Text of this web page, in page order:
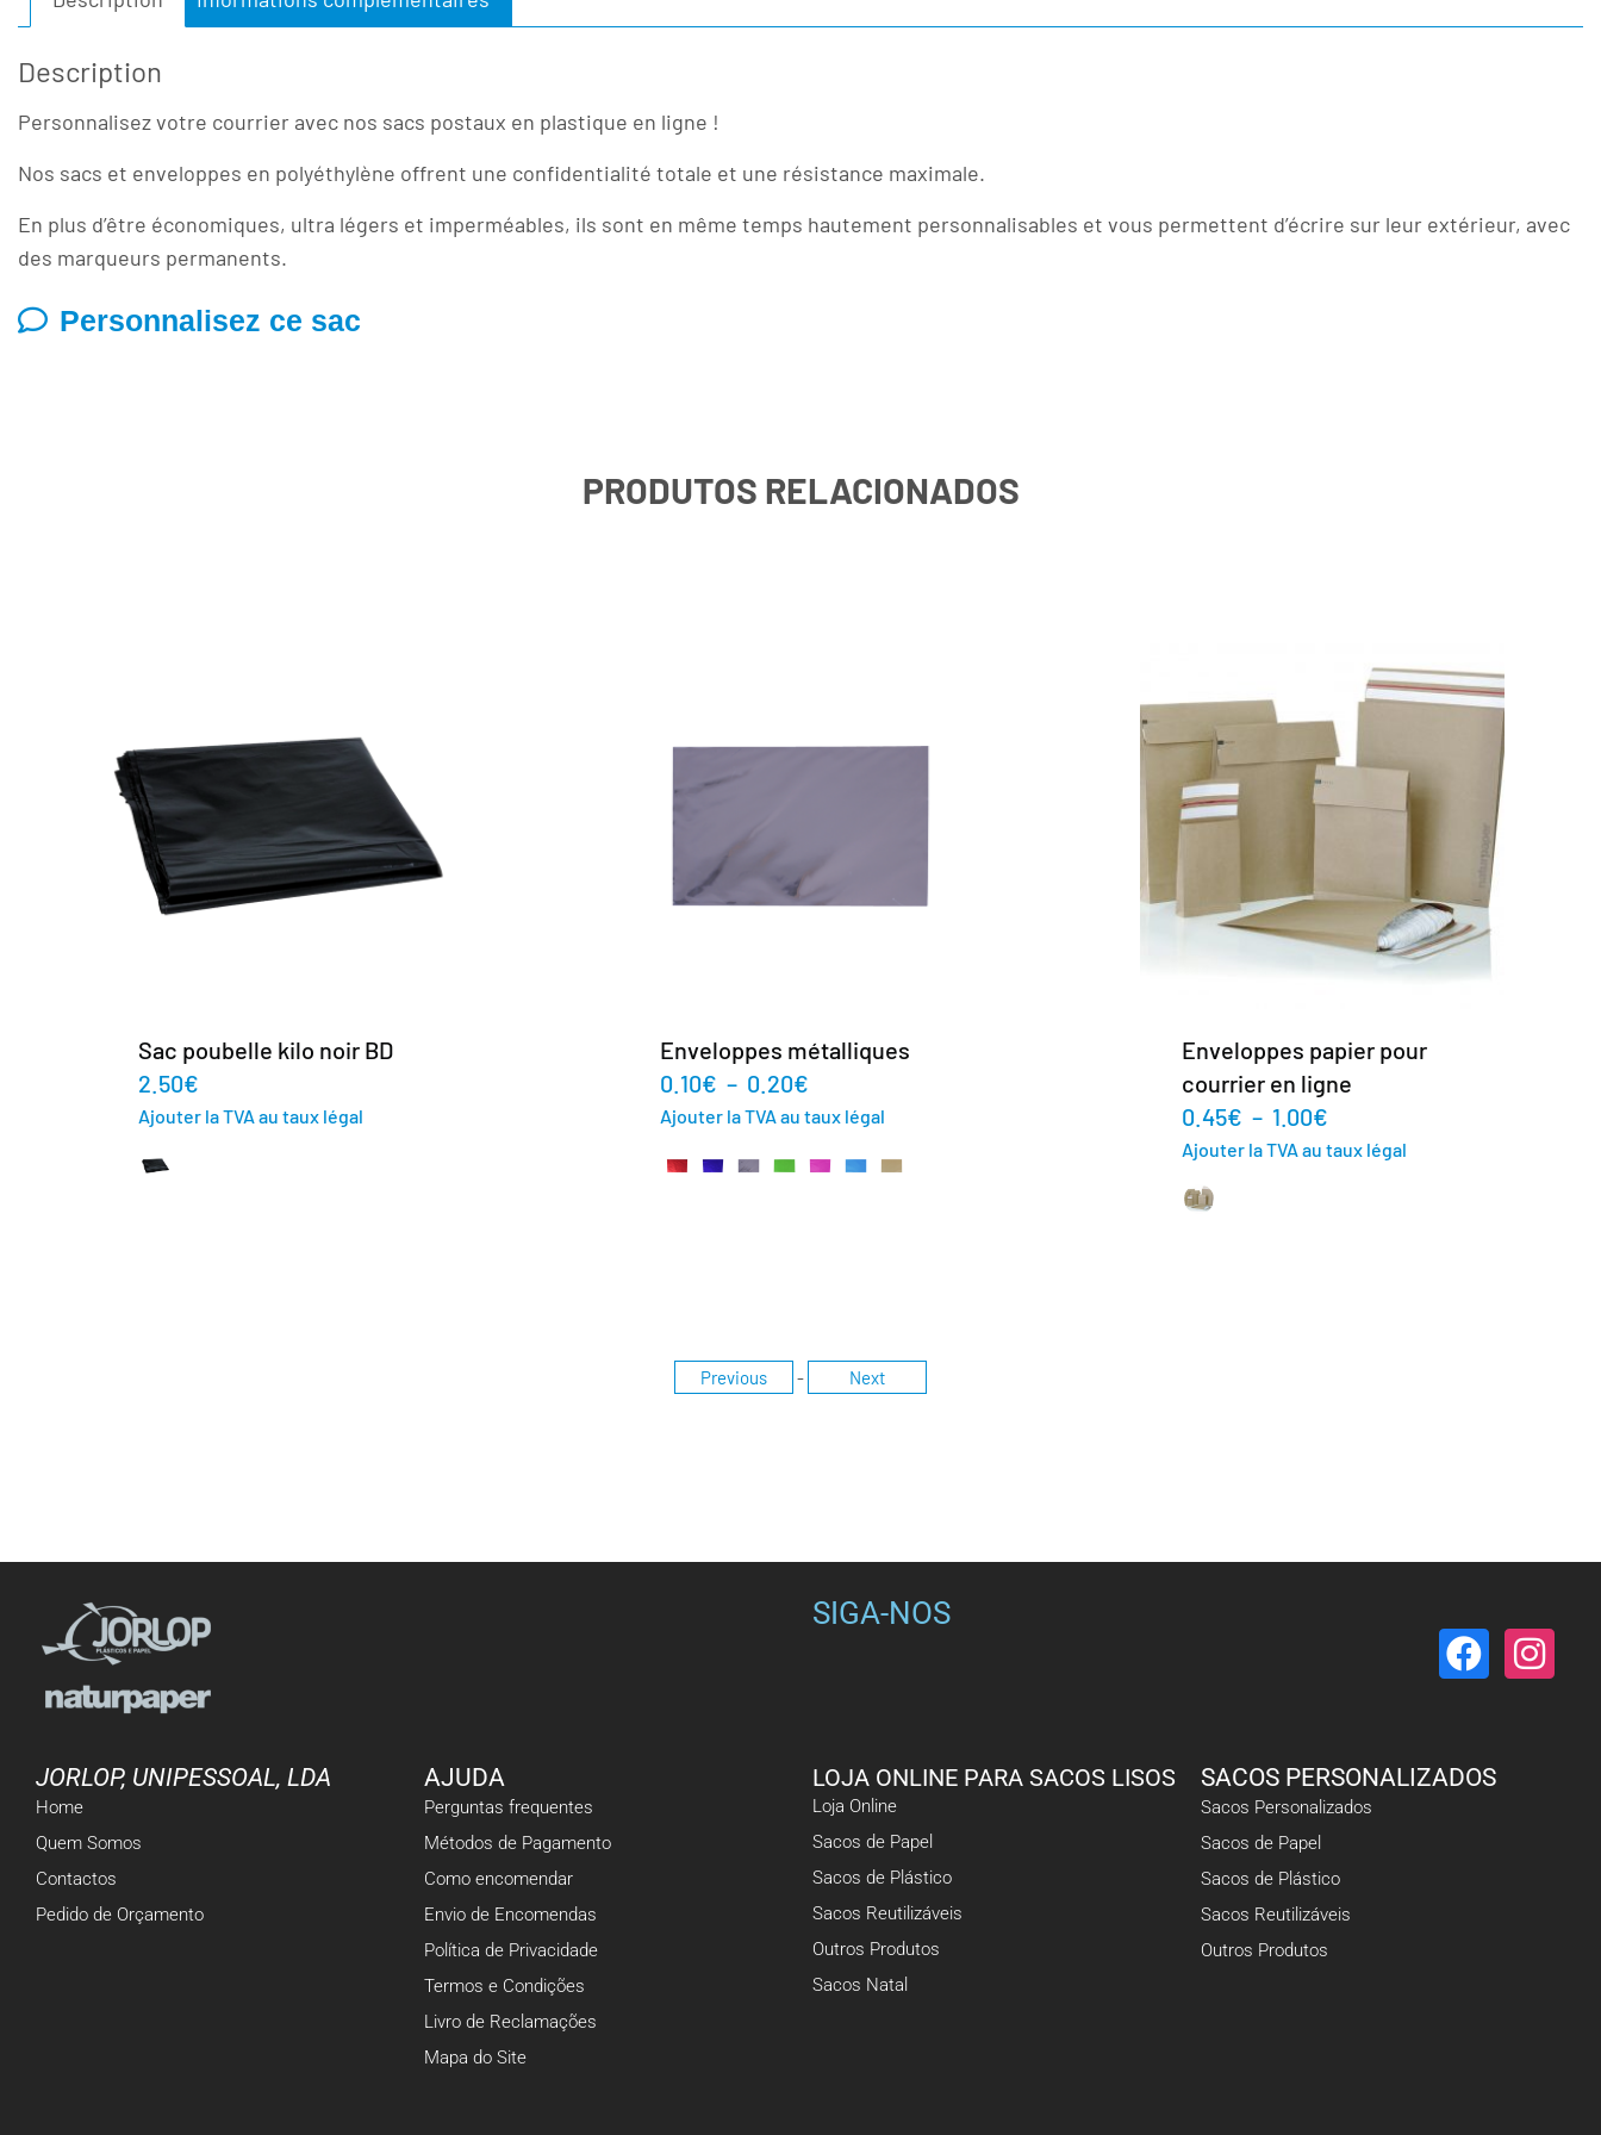
Description
Personnalisez votre courrier avec nos sacs postaux en plastique en ligne !
Nos sacs et enveloppes en polyéthylène offrent une confidentialité totale et une résistance maximale.
En plus d’être économiques, ultra légers et imperméables, ils sont en même temps hautement personnalisables et vous permettent d’écrire sur leur extérieur, avec
des marqueurs permanents.
Personnalisez ce sac
PRODUTOS RELACIONADOS
Sac poubelle kilo noir BD
2.50€
Ajouter la TVA au taux légal
Enveloppes métalliques
0.10€ – 0.20€
Ajouter la TVA au taux légal
Enveloppes papier pour
courrier en ligne
0.45€ – 1.00€
Ajouter la TVA au taux légal
Previous - Next
SIGA-NOS
JORLOP, UNIPESSOAL, LDA
Home
Quem Somos
Contactos
Pedido de Orçamento
AJUDA
Perguntas frequentes
Métodos de Pagamento
Como encomendar
Envio de Encomendas
Política de Privacidade
Termos e Condições
Livro de Reclamações
Mapa do Site
LOJA ONLINE PARA SACOS LISOS
Loja Online
Sacos de Papel
Sacos de Plástico
Sacos Reutilizáveis
Outros Produtos
Sacos Natal
SACOS PERSONALIZADOS
Sacos Personalizados
Sacos de Papel
Sacos de Plástico
Sacos Reutilizáveis
Outros Produtos